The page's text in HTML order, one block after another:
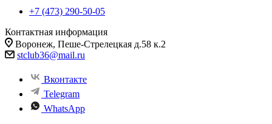
+7 (473) 290-50-05
Контактная информация
Воронеж, Пеше-Стрелецкая д.58 к.2
stclub36@mail.ru
Вконтакте
Telegram
WhatsApp